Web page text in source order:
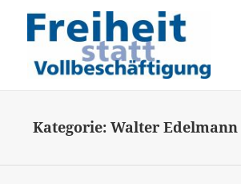
Kategorie:Walter Edelmann